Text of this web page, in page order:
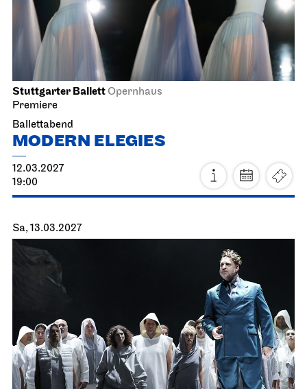
Noverre: Junge Choreografen
20.02.2027
19:00
So, 21.02.2027
Staatsorchester StuttgartLiederhalle, Beethovensaal
4. Sinfonie­konzert